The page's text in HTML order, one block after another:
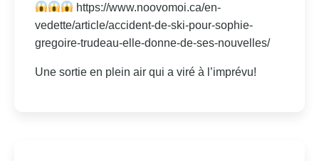
https://www.noovomoi.ca/en-
vedette/article/accident-de-ski-pour-sophie-
gregoire-trudeau-elle-donne-de-ses-nouvelles/
Une sortie en plein air qui a viré à l’imprévu!